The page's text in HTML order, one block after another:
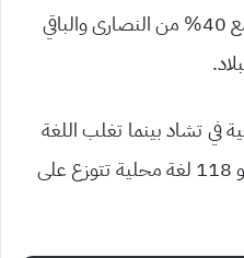
55% يتمركزون في شمال البلاد مع 40% من النصارى والباقي
في تشاد بينما تغلب اللغة
العربية على شمالها مع وجود نحو 118 لغة محلية تتوزع على